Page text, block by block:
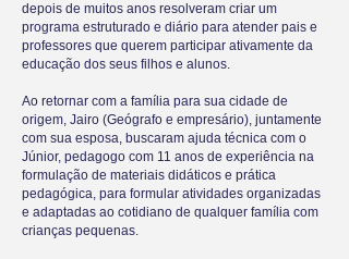
depois de muitos anos resolveram criar um
programa estruturado e diário para atender pais e
professores que querem participar ativamente da
educação dos seus filhos e alunos.
Ao retornar com a família para sua cidade de
origem, Jairo (Geógrafo e empresário), juntamente
com sua esposa, buscaram ajuda técnica com o
Júnior, pedagogo com 11 anos de experiência na
formulação de materiais didáticos e prática
pedagógica, para formular atividades organizadas
e adaptadas ao cotidiano de qualquer família com
crianças pequenas.